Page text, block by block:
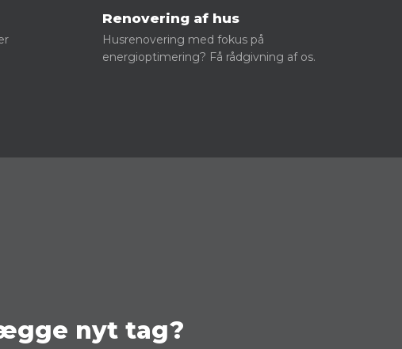
Renovering af hus
Husrenovering med fokus på
energioptimering? Få rådgivning af os.
nyt tag?